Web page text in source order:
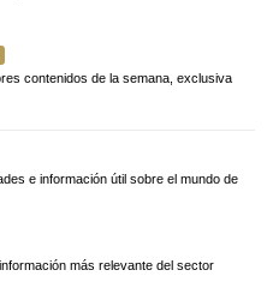
contenidos de la semana, exclusiva
e información útil sobre el mundo de
más relevante del sector